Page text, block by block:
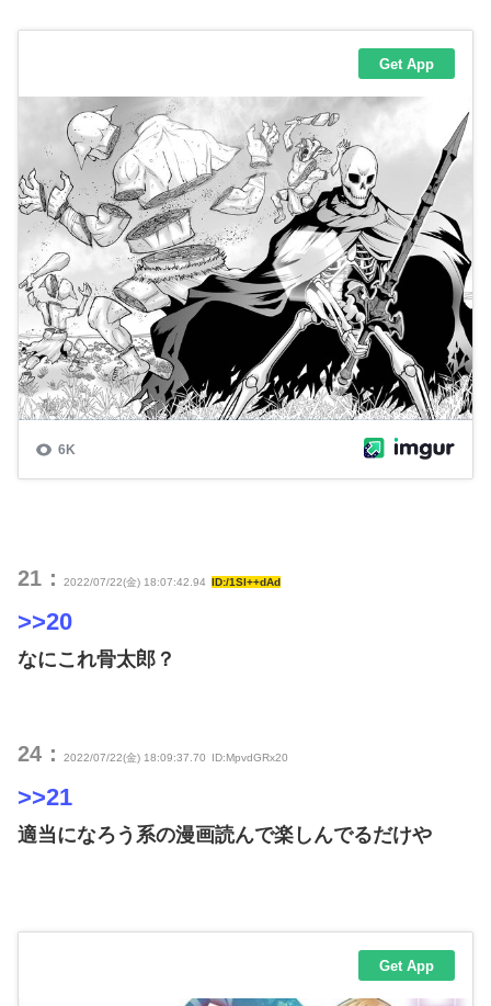
21： 2022/07/22(金) 18:07:42.94 ID:/1Sl++dAd
>>20
なにこれ骨太郎？
24： 2022/07/22(金) 18:09:37.70 ID:MpvdGRx20
>>21
適当になろう系の漫画読んで楽しんでるだけや